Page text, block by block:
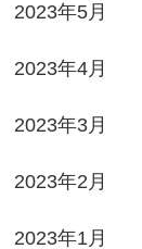
2023年5月
2023年4月
2023年3月
2023年2月
2023年1月